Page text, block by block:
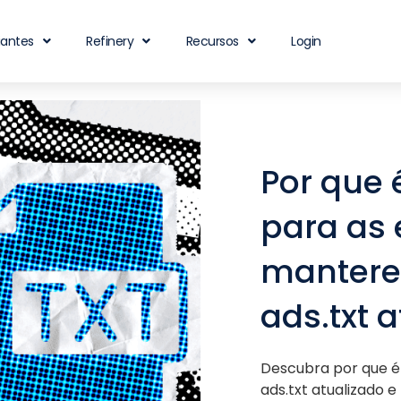
Refinery Recursos Login
Por
para as
ads.txt
Descubra por que
ads.txt atualizado